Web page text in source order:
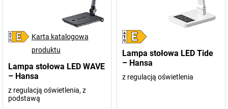
Karta katalogowa
produktu
Lampa stołowa LED WAVE
– Hansa
z regulacją oświetlenia, z
podstawą
Lampa stołowa LED Tide
– Hansa
z regulacją oświetlenia